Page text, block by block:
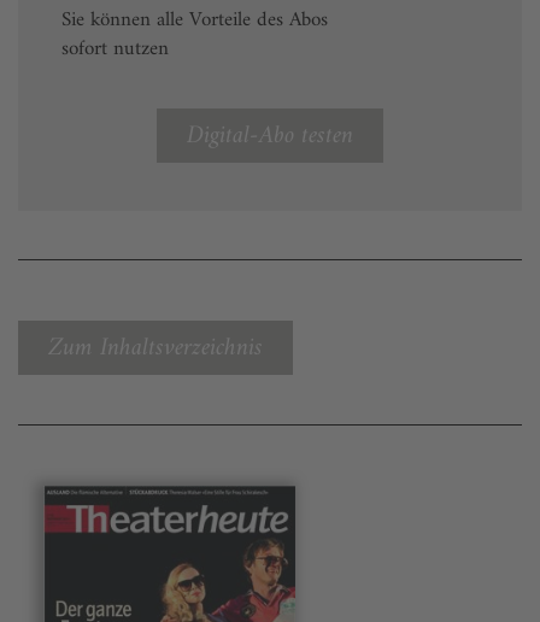
Sie können alle Vorteile des Abos
sofort nutzen
Digital-Abo testen
Zum Inhaltsverzeichnis